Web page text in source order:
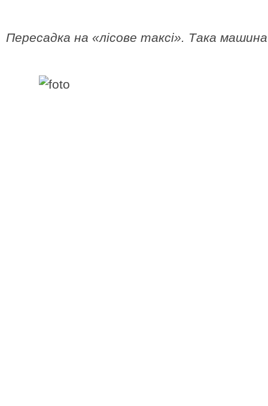
Пересадка на «лісове таксі». Така машина